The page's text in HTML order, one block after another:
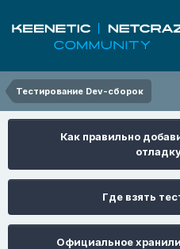
Тестирование Dev-сборок
Как правильно
Где взять
Официальное